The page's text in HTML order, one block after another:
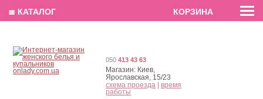
EN РУС
050 413 43 63
Магазин: Киев,
Ярославская, 15/23
схема проезда
время
работы
≣ КАТАЛОГ КОРЗИНА